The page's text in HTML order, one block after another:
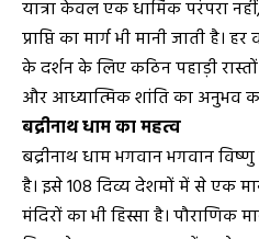
यात्रा केवल एक धार्मिक परंपरा
प्राप्ति का मार्ग भी मानी जाती है।
के दर्शन के लिए कठिन पहाड़ी
और आध्यात्मिक शांति का अनुभव
बद्रीनाथ धाम का महत्व
बद्रीनाथ धाम भगवान भगवान
है। इसे 108 दिव्य देशमों में से एक
मंदिरों का भी हिस्सा है।